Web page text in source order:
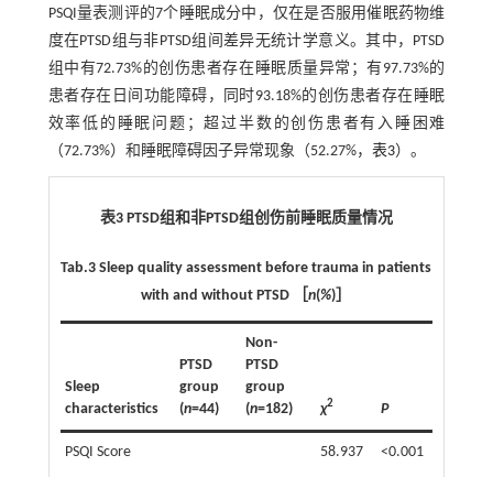
PSQI量表测评的7个睡眠成分中，仅在是否服用催眠药物维
度在PTSD组与非PTSD组间差异无统计学意义。其中，PTSD
组中有72.73%的创伤患者存在睡眠质量异常；有97.73%的
患者存在日间功能障碍，同时93.18%的创伤患者存在睡眠
效率低的睡眠问题；超过半数的创伤患者有入睡困难
（72.73%）和睡眠障碍因子异常现象（52.27%， 表3）。
表3 PTSD组和非PTSD组创伤前睡眠质量情况
Tab.3 Sleep quality assessment before trauma in patients
with and without PTSD ［n(%)］
Sleep
characteristics
PTSD
group
(n=44)
Non-
PTSD
group
(n=182) χ2 P
PSQI Score 58.937 <0.001